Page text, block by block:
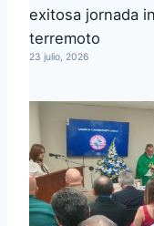
exitosa jornada
terremoto
23 julio, 2026